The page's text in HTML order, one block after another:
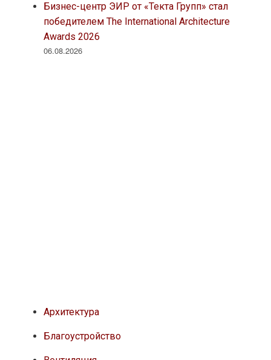
Бизнес-центр ЭИР от «Текта Групп» стал
победителем The International Architecture
Awards 2026
06.08.2026
Архитектура
Благоустройство